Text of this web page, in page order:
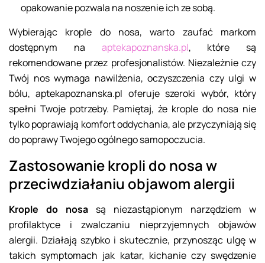
opakowanie pozwala na noszenie ich ze sobą.
Wybierając krople do nosa, warto zaufać markom
dostępnym na aptekapoznanska.pl, które są
rekomendowane przez profesjonalistów. Niezależnie czy
Twój nos wymaga nawilżenia, oczyszczenia czy ulgi w
bólu, aptekapoznanska.pl oferuje szeroki wybór, który
spełni Twoje potrzeby. Pamiętaj, że krople do nosa nie
tylko poprawiają komfort oddychania, ale przyczyniają się
do poprawy Twojego ogólnego samopoczucia.
Zastosowanie kropli do nosa w
przeciwdziałaniu objawom alergii
Krople do nosa są niezastąpionym narzędziem w
profilaktyce i zwalczaniu nieprzyjemnych objawów
alergii. Działają szybko i skutecznie, przynosząc ulgę w
takich symptomach jak katar, kichanie czy swędzenie